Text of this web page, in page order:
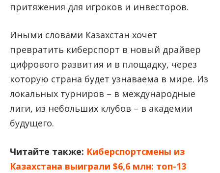
притяжения для игроков и инвесторов.
Иными словами Казахстан хочет
превратить киберспорт в новый драйвер
цифрового развития и в площадку, через
которую страна будет узнаваема в мире. Из
локальных турниров – в международные
лиги, из небольших клубов – в академии
будущего.
Читайте также: Киберспортсмены из
Казахстана выиграли $6,6 млн: топ-13